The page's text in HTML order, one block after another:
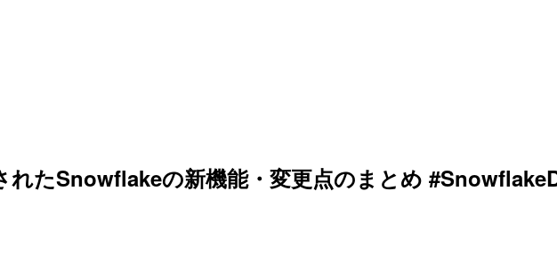
れたSnowflakeの新機能・変更点のまとめ